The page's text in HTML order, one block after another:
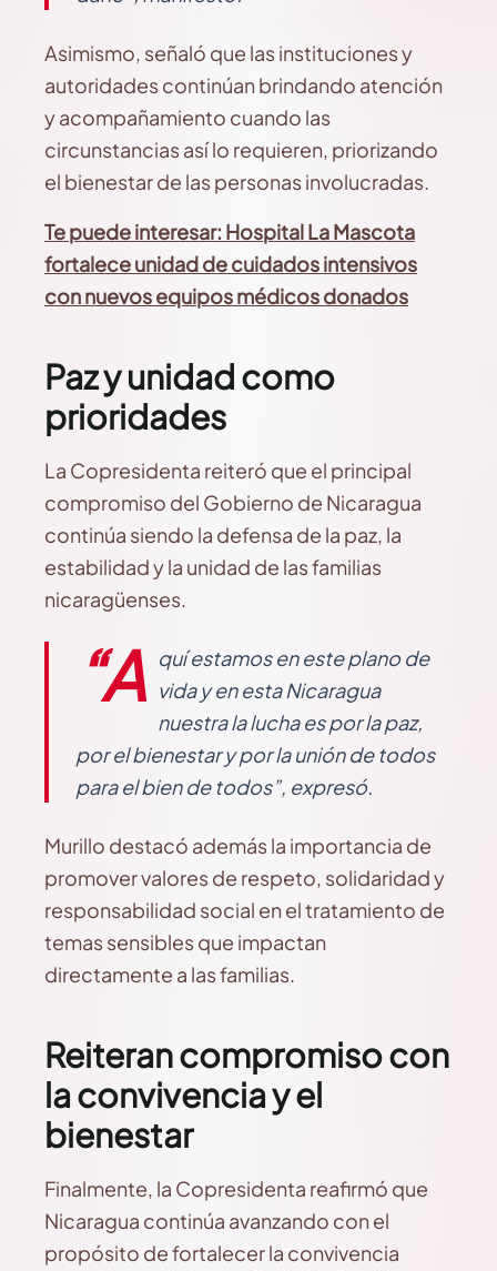
Asimismo, señaló que las instituciones y
autoridades continúan brindando atención
y acompañamiento cuando las
circunstancias así lo requieren, priorizando
el bienestar de las personas involucradas.
Te puede interesar: Hospital La Mascota
fortalece unidad de cuidados intensivos
con nuevos equipos médicos donados
Paz y unidad como
prioridades
La Copresidenta reiteró que el principal
compromiso del Gobierno de Nicaragua
continúa siendo la defensa de la paz, la
estabilidad y la unidad de las familias
nicaragüenses.
“A
quí estamos en este plano de
vida y en esta Nicaragua
nuestra la lucha es por la paz,
por el bienestar y por la unión de todos
para el bien de todos”, expresó.
Murillo destacó además la importancia de
promover valores de respeto, solidaridad y
responsabilidad social en el tratamiento de
temas sensibles que impactan
directamente a las familias.
Reiteran compromiso con
la convivencia y el
bienestar
Finalmente, la Copresidenta reafirmó que
Nicaragua continúa avanzando con el
propósito de fortalecer la convivencia